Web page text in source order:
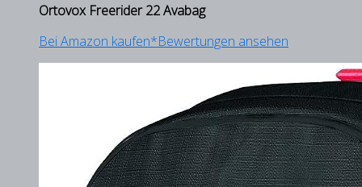
Ortovox Freerider 22 Avabag
Bei Amazon kaufen*Bewertungen ansehen